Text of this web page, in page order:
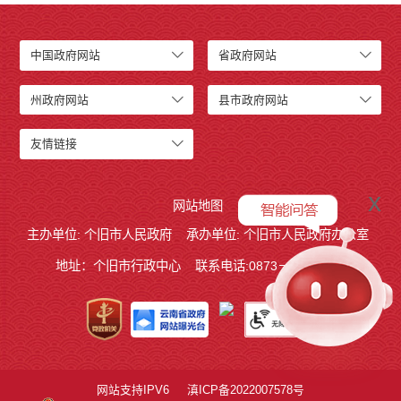
中国政府网站 省政府网站
州政府网站 县市政府网站
友情链接
网站地图
主办单位: 个旧市人民政府
承办单位: 个旧市人民政府办公室
地址：个旧市行政中心 联系电话:0873－2123215
x
网站支持IPV6
滇ICP备2022007578号